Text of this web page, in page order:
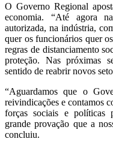
O Governo Regional
economia. “Até agora
autorizada, na indústria,
quer os funcionários quer
regras de distanciamento
proteção. Nas próximas
sentido de reabrir novos
“Aguardamos que o
reivindicações e contamos
forças sociais e políticas
grande provação que a
concluiu.